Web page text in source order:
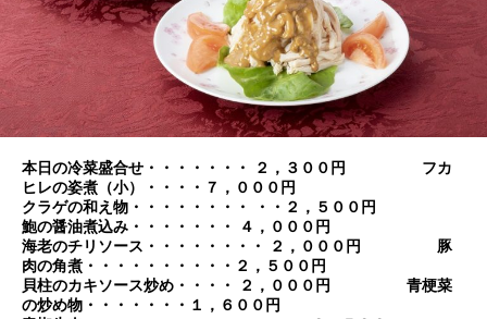
本日の冷菜盛合せ・・・・・・・ ２，３００円 フカ
ヒレの姿煮（小）・・・・７，０００円
クラゲの和え物・・・・・・・・ ・・２，５００円
鮑の醤油煮込み・・・・・・・ ４，０００円
海老のチリソース・・・・・・・・ ２，０００円 豚
肉の角煮・・・・・・・・・・２，５００円
貝柱のカキソース炒め・・・・ ２，０００円 青梗菜
の炒め物・・・・・・・１，６００円